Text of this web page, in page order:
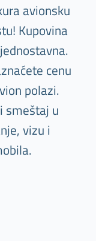
avionsku
Kupovina
cenu
polazi.
smeštaj u
vizu i